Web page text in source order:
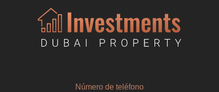
Número de teléfono